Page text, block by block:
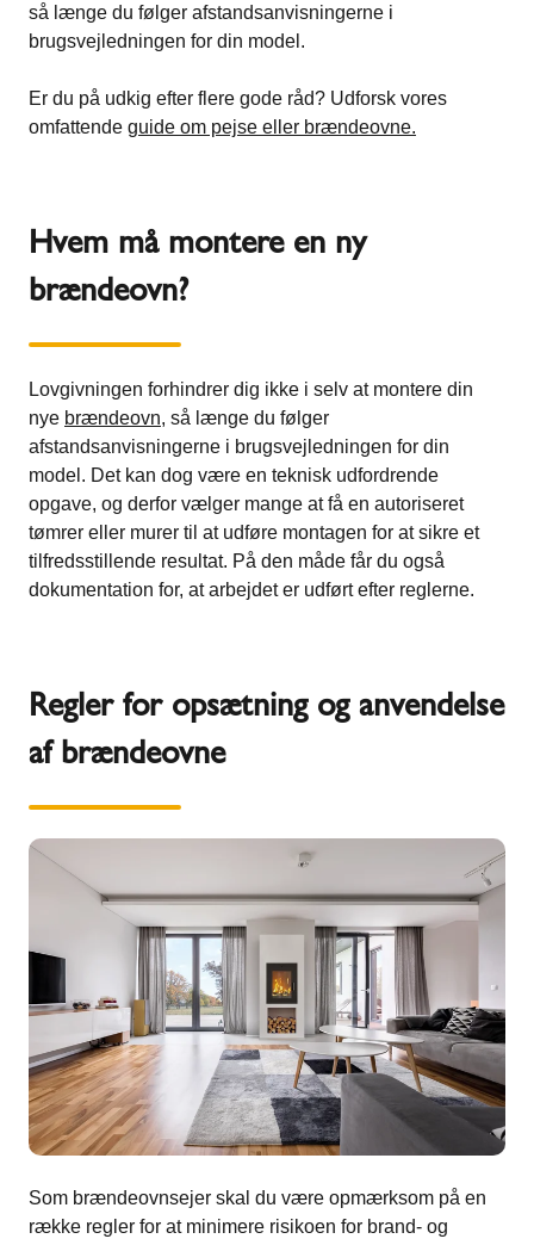
så længe du følger afstandsanvisningerne i
brugsvejledningen for din model.
Er du på udkig efter flere gode råd? Udforsk vores
omfattende guide om pejse eller brændeovne.
Hvem må montere en ny
brændeovn?
Lovgivningen forhindrer dig ikke i selv at montere din
nye brændeovn, så længe du følger
afstandsanvisningerne i brugsvejledningen for din
model. Det kan dog være en teknisk udfordrende
opgave, og derfor vælger mange at få en autoriseret
tømrer eller murer til at udføre montagen for at sikre et
tilfredsstillende resultat. På den måde får du også
dokumentation for, at arbejdet er udført efter reglerne.
Regler for opsætning og anvendelse
af brændeovne
Som brændeovnsejer skal du være opmærksom på en
række regler for at minimere risikoen for brand- og